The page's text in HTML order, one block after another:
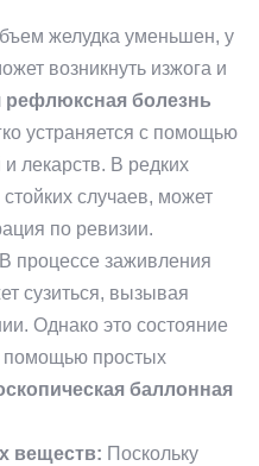
желудка уменьшен, у
возникнуть изжога и
рефлюксная болезнь
устраняется с помощью
лекарств. В редких
случаев, может
по ревизии.
В процессе заживления
сузиться, вызывая
Однако это состояние
помощью простых
баллонная
веществ: Поскольку